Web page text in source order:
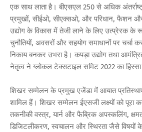
एक साथ लाता है। बीएसएल 250 से अधिक
प्रमुखों, सीईओ, सीएक्सओ, और परिधान, फैशन और
उद्योग के विकास में तेजी लाने के लिए उत्प्रेरक के
चुनौतियों, अवसरों और सहयोग समाधानों पर चर्चा
निकाय बनकर उभरा है। कपड़ा उद्योग तथा
नेतृत्व ने ग्लोकल टेक्सटाइल समिट 2022 का
शिखर सम्मेलन के प्रमुख एजेंडा में आयात
शामिल हैं। शिखर सम्मेलन ईएसजी लक्ष्यों को पूरा
तकनीकी वस्त्र, यार्न और फैब्रिक अपस्कलिंग, क्षमता
डिजिटलीकरण, स्वचालन और स्थिरता जैसे विषयों